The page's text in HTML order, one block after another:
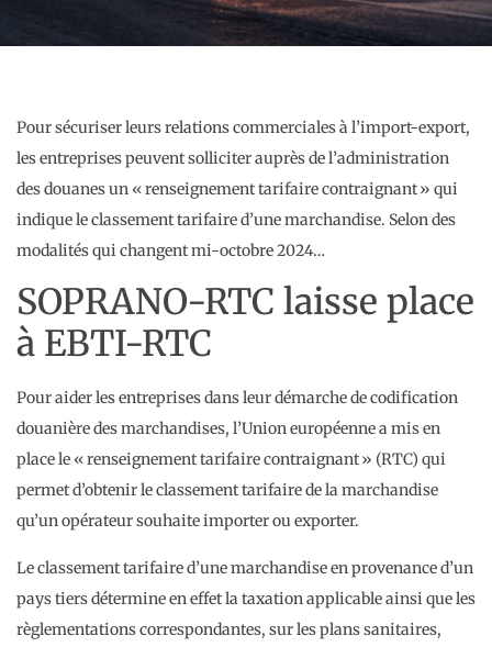
Pour sécuriser leurs relations commerciales à l’import-export,
les entreprises peuvent solliciter auprès de l’administration
des douanes un « renseignement tarifaire contraignant » qui
indique le classement tarifaire d’une marchandise. Selon des
modalités qui changent mi-octobre 2024…
SOPRANO-RTC laisse place
à EBTI-RTC
Pour aider les entreprises dans leur démarche de codification
douanière des marchandises, l’Union européenne a mis en
place le « renseignement tarifaire contraignant » (RTC) qui
permet d’obtenir le classement tarifaire de la marchandise
qu’un opérateur souhaite importer ou exporter.
Le classement tarifaire d’une marchandise en provenance d’un
pays tiers détermine en effet la taxation applicable ainsi que les
règlementations correspondantes, sur les plans sanitaires,